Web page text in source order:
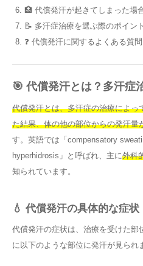
🏥 代償発汗が起きてしまった場
📝 多汗症治療を選ぶ際のポイント
❓ 代償発汗に関するよくある質問
🎯 代償発汗とは？多汗症
代償発汗とは、多汗症の治療によっ
た結果、体の他の部位からの発汗量
す。英語では「compensatory
hyperhidrosis」と呼ばれ、主に外科
知られています。
💧 代償発汗の具体的な症状
代償発汗の症状は、治療を受けた部
に以下のような部位に発汗が見られ